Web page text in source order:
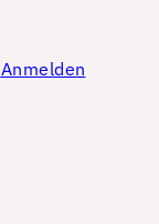
Anmelden